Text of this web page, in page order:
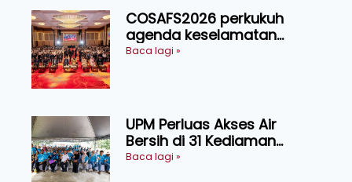
COSAFS2026 perkukuh
agenda keselamatan
makanan, AgriHub pacu
Baca lagi »
UPM Perluas Akses Air
Bersih di 31 Kediaman
Orang Asli Tasik Chini
Baca lagi »